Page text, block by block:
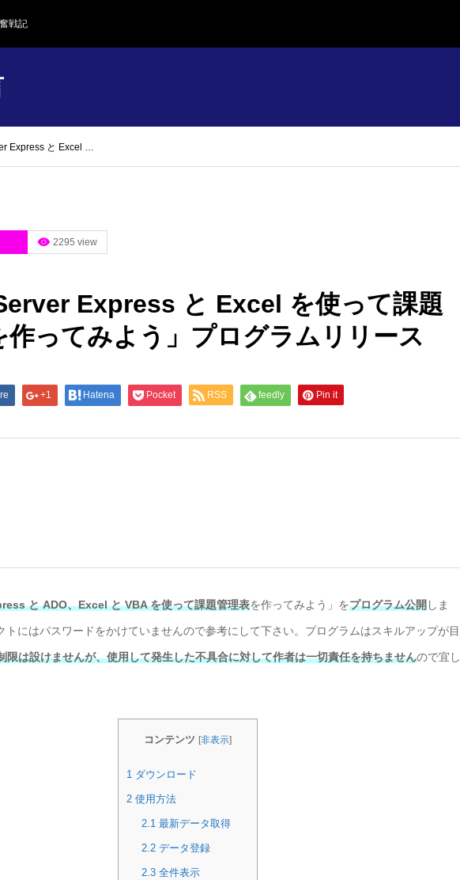
戦記
Express と Excel …
2295 view
Express と Excel を使って課題
作ってみよう」プログラムリリース
+1 Hatena Pocket RSS feedly Pin it
と ADO、Excel と VBA を使って課題管理表を作ってみよう」をプログラム公開しま
トにはパスワードをかけていませんので参考にして下さい。プログラムはスキルアップが目
限は設けませんが、使用して発生した不具合に対して作者は一切責任を持ちませんので宜し
コンテンツ [非表示]
1ダウンロード
2使用方法
2.1 最新データ取得
2.2 データ登録
2.3 全件表示